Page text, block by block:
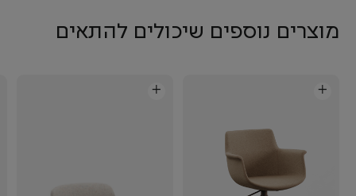
מוצרים נוספים שיכולים להתאים
+
+